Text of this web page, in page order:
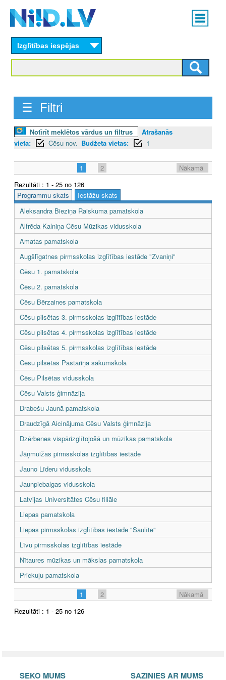
content
Main
menu
Izglītības iespējas
☰ Filtri
Notīrīt meklētos vārdus un filtrus
Atrašanās
vieta:
Cēsu nov. Budžeta vietas: 1
1 2
Nākamā
Rezultāti : 1 - 25 no 126
Programmu skats
Iestāžu skats
Aleksandra Bieziņa Raiskuma pamatskola
Alfrēda Kalniņa Cēsu Mūzikas vidusskola
Amatas pamatskola
Augšlīgatnes pirmsskolas izglītības iestāde "Zvaniņi"
Cēsu 1. pamatskola
Cēsu 2. pamatskola
Cēsu Bērzaines pamatskola
Cēsu pilsētas 3. pirmsskolas izglītības iestāde
Cēsu pilsētas 4. pirmsskolas izglītības iestāde
Cēsu pilsētas 5. pirmsskolas izglītības iestāde
Cēsu pilsētas Pastariņa sākumskola
Cēsu Pilsētas vidusskola
Cēsu Valsts ģimnāzija
Drabešu Jaunā pamatskola
Draudzīgā Aicinājuma Cēsu Valsts ģimnāzija
Dzērbenes vispārizglītojošā un mūzikas pamatskola
Jāņmuižas pirmsskolas izglītības iestāde
Jauno Līderu vidusskola
Jaunpiebalgas vidusskola
Latvijas Universitātes Cēsu filiāle
Liepas pamatskola
Liepas pirmsskolas izglītības iestāde "Saulīte"
Līvu pirmsskolas izglītības iestāde
Nītaures mūzikas un mākslas pamatskola
Priekuļu pamatskola
1
2
Nākamā
Rezultāti : 1 - 25 no 126
SEKO MUMS SAZINIES AR MUMS